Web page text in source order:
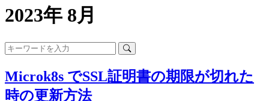
2023年 8月
Microk8s でSSL証明書の期限が切れた
時の更新方法